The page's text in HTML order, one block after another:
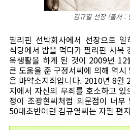
김규열 선장 (출처 :
필리핀 선박회사에서 선장으로
식당에서 밥을 먹다가 필리핀 사복
옥생활을 하게 된 것이 2009년 12
큰 도움을 준 구정서씨에 의해 역
은 마약소지죄입니다. 2010년 8월
지에서 자신의 무죄를 호소하고
정이 조광현씨처럼 의문점이 너무
50대초반이던 김규열씨는 자필 편